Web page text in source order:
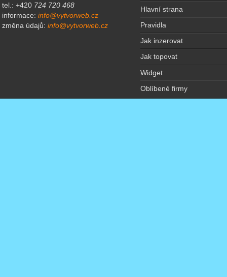
tel.: +420 724 720 468
informace:info@vytvorweb.cz
změna údajů:info@vytvorweb.cz
Hlavní strana
Pravidla
Jak inzerovat
Jak topovat
Widget
Oblíbené firmy